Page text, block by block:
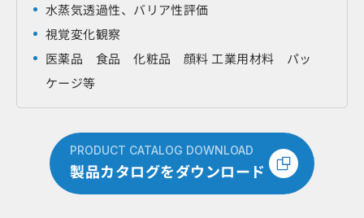
水蒸気透過性、バリア性評価
視覚変化観察
医薬品 食品 化粧品 顔料 工業用材料 パッ
ケージ等
PRODUCT CATALOG DOWNLOAD
製品カタログをダウンロード